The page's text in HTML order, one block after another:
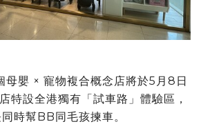
嬰 × 寵物複合概念店將於5月8日
特設全港獨有「試車路」體驗區，
時幫BB同毛孩揀車。